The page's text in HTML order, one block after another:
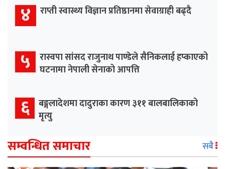
४ राप्ती स्वास्थ्य विज्ञान प्रतिष्ठानमा सेवाग्राही बढ्दै
५ रास्वपा सांसद राजुनाथ पाण्डेले सैनिकलाई हप्काएको
घटनामा नेपाली सेनाको आपत्ति
६ बङ्गलादेशमा दादुराका कारण ३११ बालबालिकाको
मृत्यु
सम्वन्धित समाचार सबै